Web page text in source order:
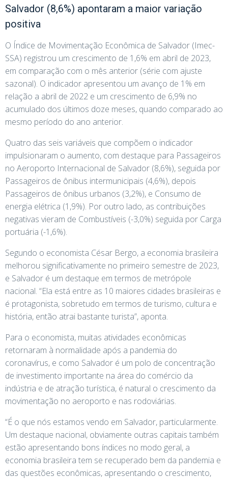
Salvador (8,6%) apontaram a maior variação
positiva
O Índice de Movimentação Econômica de Salvador (Imec-
SSA) registrou um crescimento de 1,6% em abril de 2023,
em comparação com o mês anterior (série com ajuste
sazonal). O indicador apresentou um avanço de 1% em
relação a abril de 2022 e um crescimento de 6,9% no
acumulado dos últimos doze meses, quando comparado ao
mesmo período do ano anterior.
Quatro das seis variáveis que compõem o indicador
impulsionaram o aumento, com destaque para Passageiros
no Aeroporto Internacional de Salvador (8,6%), seguida por
Passageiros de ônibus intermunicipais (4,6%), depois
Passageiros de ônibus urbanos (3,2%), e Consumo de
energia elétrica (1,9%). Por outro lado, as contribuições
negativas vieram de Combustíveis (-3,0%) seguida por Carga
portuária (-1,6%).
Segundo o economista César Bergo, a economia brasileira
melhorou significativamente no primeiro semestre de 2023,
e Salvador é um destaque em termos de metrópole
nacional. “Ela está entre as 10 maiores cidades brasileiras e
é protagonista, sobretudo em termos de turismo, cultura e
história, então atrai bastante turista”, aponta.
Para o economista, muitas atividades econômicas
retornaram à normalidade após a pandemia do
coronavírus, e como Salvador é um polo de concentração
de investimento importante na área do comércio da
indústria e de atração turística, é natural o crescimento da
movimentação no aeroporto e nas rodoviárias.
“É o que nós estamos vendo em Salvador, particularmente.
Um destaque nacional, obviamente outras capitais também
estão apresentando bons índices no modo geral, a
economia brasileira tem se recuperado bem da pandemia e
das questões econômicas, apresentando o crescimento,